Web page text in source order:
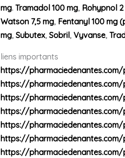
mg. Tramadol 100 mg, Rohypnol 2
Watson 7,5 mg, Fentanyl 100 mg
mg, Subutex, Sobril, Vyvanse,
liens importants
https://
https://
https://
https://
https://
https://
https://